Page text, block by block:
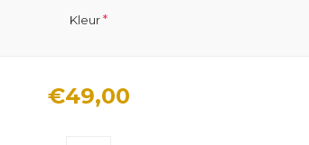
Kleur*
€49,00